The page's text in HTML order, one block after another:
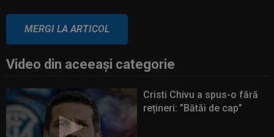
MERGI LA ARTICOL
Video din aceeaşi categorie
Cristi Chivu a spus-o fără
rețineri: ”Bătăi de cap”